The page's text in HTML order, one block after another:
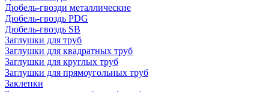
Дюбель-гвозди металлические
Дюбель-гвоздь PDG
Дюбель-гвоздь SB
Заглушки для труб
Заглушки для квадратных труб
Заглушки для круглых труб
Заглушки для прямоугольных труб
Заклепки